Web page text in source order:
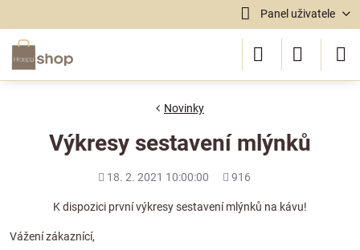
Panel uživatele
Novinky
Výkresy sestavení mlýnků
Přidáno
18. 2. 2021 10:00:00
Počet
916
K dispozici první výkresy sestavení mlýnků na kávu!
Vážení zákaznící,